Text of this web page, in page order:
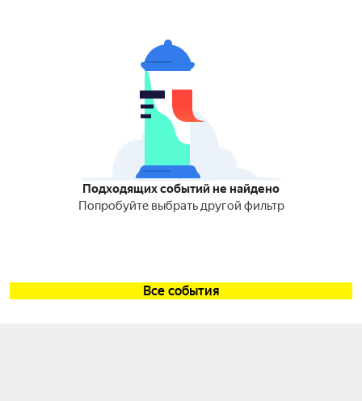
Подходящих событий не найдено
Попробуйте выбрать другой фильтр
Все события